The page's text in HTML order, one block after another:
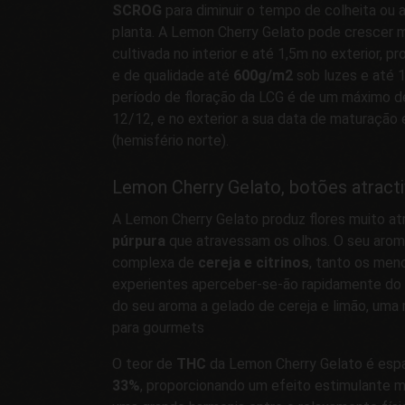
SCROG para diminuir o tempo de colheita ou
planta. A Lemon Cherry Gelato pode crescer
cultivada no interior e até 1,5m no exterior,
e de qualidade até 600g/m2 sob luzes e até
período de floração da LCG é de um máximo
12/12, e no exterior a sua data de maturação
(hemisfério norte).
Lemon Cherry Gelato, botões
A Lemon Cherry Gelato produz flores muito
púrpura que atravessam os olhos. O seu
complexa de cereja e citrinos, tanto os
experientes aperceber-se-ão rapidamente do
do seu aroma a gelado de cereja e limão,
para gourmets
O teor de THC da Lemon Cherry Gelato é
33%, proporcionando um efeito estimulante